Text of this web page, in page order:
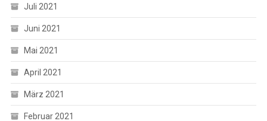
Juli 2021
Juni 2021
Mai 2021
April 2021
März 2021
Februar 2021